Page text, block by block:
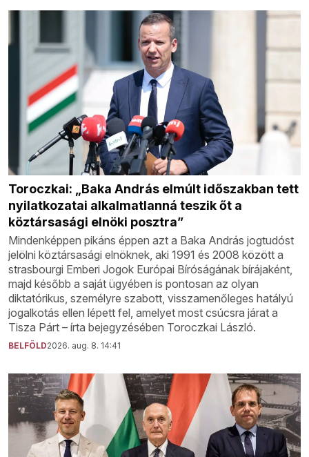
Toroczkai: „Baka András elmúlt időszakban tett
nyilatkozatai alkalmatlanná teszik őt a
köztársasági elnöki posztra”
Mindenképpen pikáns éppen azt a Baka András jogtudóst
jelölni köztársasági elnöknek, aki 1991 és 2008 között a
strasbourgi Emberi Jogok Európai Bíróságának bírájaként,
majd később a saját ügyében is pontosan az olyan
diktatórikus, személyre szabott, visszamenőleges hatályú
jogalkotás ellen lépett fel, amelyet most csúcsra járat a
Tisza Párt – írta bejegyzésében Toroczkai László.
BELFÖLD2026. aug. 8. 14:41